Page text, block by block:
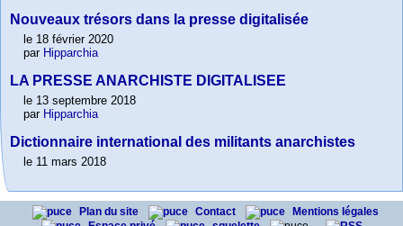
Nouveaux trésors dans la presse digitalisée
le 18 février 2020
par Hipparchia
LA PRESSE ANARCHISTE DIGITALISEE
le 13 septembre 2018
par Hipparchia
Dictionnaire international des militants anarchistes
le 11 mars 2018
Plan du site Contact
Mentions légales